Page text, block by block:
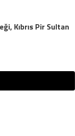
Kıbrıs Pir Sultan